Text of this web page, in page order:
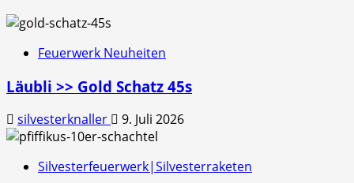
Feuerwerk Neuheiten
Läubli >> Gold Schatz 45s
silvesterknaller 9. Juli 2026
Silvesterfeuerwerk|Silvesterraketen